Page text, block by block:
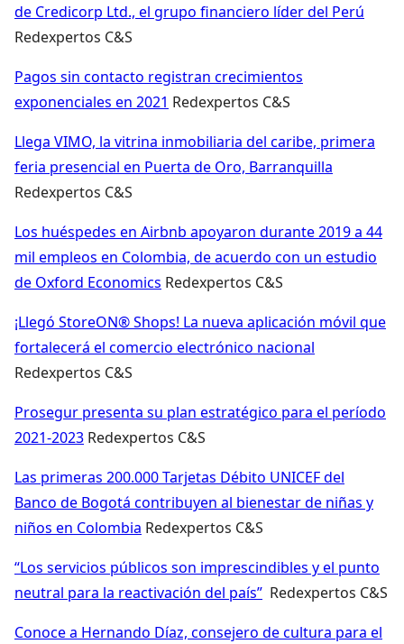
de Credicorp Ltd., el grupo financiero líder del Perú
Redexpertos C&S
Pagos sin contacto registran crecimientos
exponenciales en 2021 Redexpertos C&S
Llega VIMO, la vitrina inmobiliaria del caribe, primera
feria presencial en Puerta de Oro, Barranquilla
Redexpertos C&S
Los huéspedes en Airbnb apoyaron durante 2019 a 44
mil empleos en Colombia, de acuerdo con un estudio
de Oxford Economics Redexpertos C&S
¡Llegó StoreON® Shops! La nueva aplicación móvil que
fortalecerá el comercio electrónico nacional
Redexpertos C&S
Prosegur presenta su plan estratégico para el período
2021-2023 Redexpertos C&S
Las primeras 200.000 Tarjetas Débito UNICEF del
Banco de Bogotá contribuyen al bienestar de niñas y
niños en Colombia Redexpertos C&S
“Los servicios públicos son imprescindibles y el punto
neutral para la reactivación del país” Redexpertos C&S
Conoce a Hernando Díaz, consejero de cultura para el